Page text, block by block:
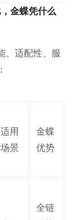
金蝶凭什么
、适配性、服
适用
场景
金蝶
优势
全链